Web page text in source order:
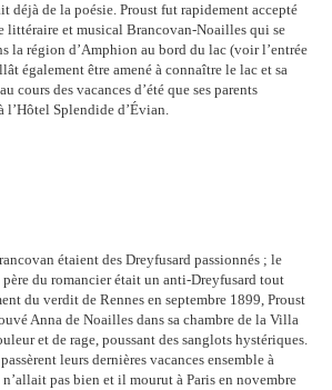
déjà de la poésie. Proust fut rapidement accepté
littéraire et musical Brancovan-Noailles qui se
la région d’Amphion au bord du lac (voir l’entrée
également être amené à connaître le lac et sa
cours des vacances d’été que ses parents
l’Hôtel Splendide d’Évian.
étaient des Dreyfusard passionnés ; le
du romancier était un anti-Dreyfusard tout
du verdit de Rennes en septembre 1899, Proust
Anna de Noailles dans sa chambre de la Villa
et de rage, poussant des sanglots hystériques.
leurs dernières vacances ensemble à
pas bien et il mourut à Paris en novembre